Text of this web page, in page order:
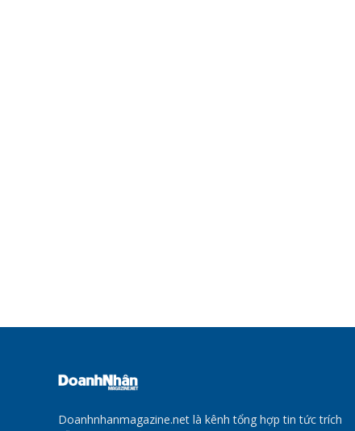
Doanhnhanmagazine.net là kênh tổng hợp tin tức trích